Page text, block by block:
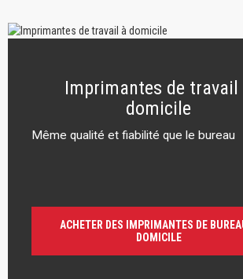
Imprimantes de travail
domicile
Même qualité et fiabilité que le bureau
ACHETER DES IMPRIMANTES DE
DOMICILE